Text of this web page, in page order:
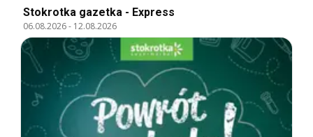
Stokrotka gazetka - Express
06.08.2026- 12.08.2026